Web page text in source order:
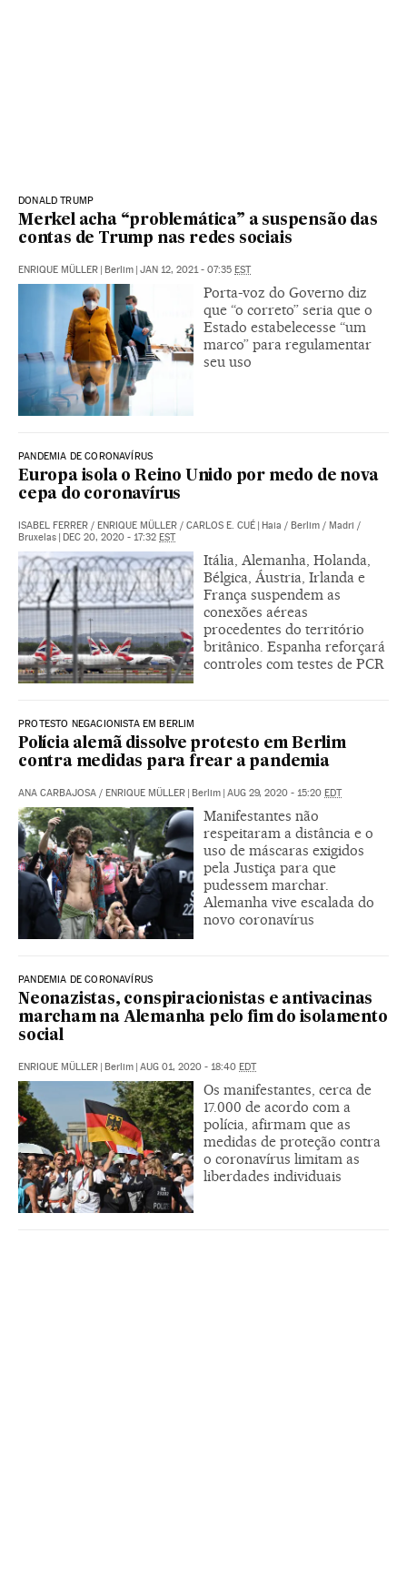
DONALD TRUMP
Merkel acha “problemática” a suspensão das
contas de Trump nas redes sociais
ENRIQUE MÜLLER Berlim JAN 12, 2021 - 07:35 EST
Porta-voz do Governo diz
que “o correto” seria que o
Estado estabelecesse “um
marco” para regulamentar
seu uso
PANDEMIA DE CORONAVÍRUS
Europa isola o Reino Unido por medo de nova
cepa do coronavírus
ISABEL FERRER / ENRIQUE MÜLLER / CARLOS E. CUÉ | Haia / Berlim / Madri /
Bruxelas | DEC 20, 2020 - 17:32 EST
Itália, Alemanha, Holanda,
Bélgica, Áustria, Irlanda e
França suspendem as
conexões aéreas
procedentes do território
britânico. Espanha reforçará
controles com testes de PCR
PROTESTO NEGACIONISTA EM BERLIM
Polícia alemã dissolve protesto em Berlim
contra medidas para frear a pandemia
ANA CARBAJOSA / ENRIQUE MÜLLER | Berlim | AUG 29, 2020 - 15:20 EDT
Manifestantes não
respeitaram a distância e o
uso de máscaras exigidos
pela Justiça para que
pudessem marchar.
Alemanha vive escalada do
novo coronavírus
PANDEMIA DE CORONAVÍRUS
Neonazistas, conspiracionistas e antivacinas
marcham na Alemanha pelo fim do isolamento
social
ENRIQUE MÜLLER | Berlim | AUG 01, 2020 - 18:40 EDT
Os manifestantes, cerca de
17.000 de acordo com a
polícia, afirmam que as
medidas de proteção contra
o coronavírus limitam as
liberdades individuais